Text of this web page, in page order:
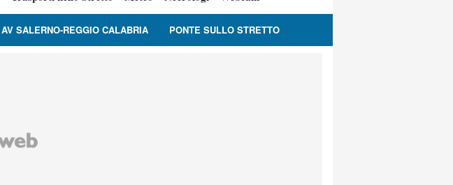
AV SALERNO-REGGIO CALABRIA PONTE SULLO STRETTO